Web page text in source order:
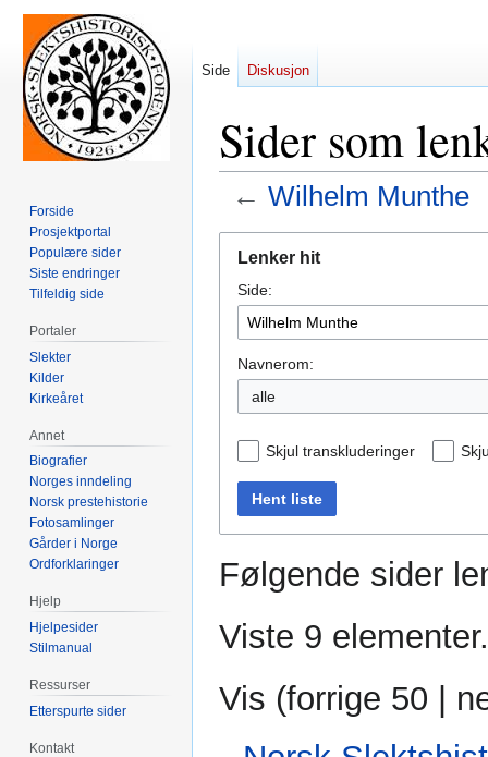
Sider som
← Wilhelm Munthe
navigering
søk
Lenker hit
Side:
Navnerom:
alle
Skjul transkluderinger
Hent liste
Følgende sider
Viste 9 elementer.
Vis (forrige 50 |
Side Diskusjon
Forside
Prosjektportal
Populære sider
Siste endringer
Tilfeldig side
Portaler
Slekter
Kilder
Kirkeåret
Annet
Biografier
Norges inndeling
Norsk prestehistorie
Fotosamlinger
Gårder i Norge
Ordforklaringer
Hjelp
Hjelpesider
Stilmanual
Ressurser
Etterspurte sider
Kontakt